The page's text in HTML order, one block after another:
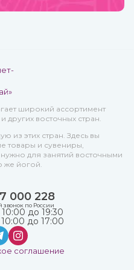
широкий ассортимент
других восточных стран.
из этих стран. Здесь вы
товары и сувениры,
для занятий восточными
же йогой.
000 228
звонок по России
до 19:30
до 17:00
соглашение